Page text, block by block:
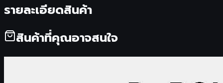
รายละเอียดสินค้า
สินค้าที่คุณอาจสนใจ